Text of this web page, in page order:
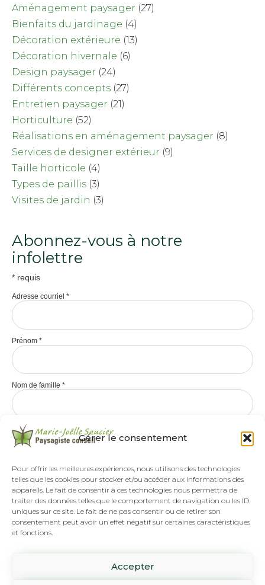
Gérer le consentement
Pour offrir les meilleures expériences, nous utilisons des technologies
telles que les cookies pour stocker et/ou accéder aux informations des
appareils. Le fait de consentir à ces technologies nous permettra de
traiter des données telles que le comportement de navigation ou les ID
uniques sur ce site. Le fait de ne pas consentir ou de retirer son
consentement peut avoir un effet négatif sur certaines caractéristiques
et fonctions.
Accepter
Aménagement paysager (27)
Bienfaits du jardinage (4)
Décoration extérieure (13)
Décoration hivernale (6)
Design paysager (24)
Différents concepts (27)
Entretien paysager (21)
Horticulture (52)
Réalisations en aménagement paysager (8)
Services de designer extérieur (9)
Taille horticole (4)
Types de paillis (3)
Visites de jardin (3)
Abonnez-vous à notre
infolettre
* requis
Adresse courriel *
Prénom *
Nom de famille *
SUR RENDEZ-VOUS SEULEMENT